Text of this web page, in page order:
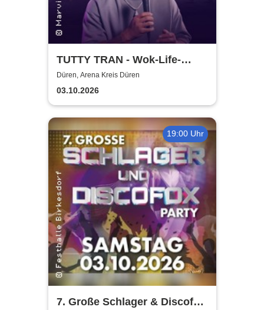
TUTTY TRAN - Wok-Life-
Balance
Düren, Arena Kreis Düren
03.10.2026
19:00 Uhr
7. Große Schlager & Discofox